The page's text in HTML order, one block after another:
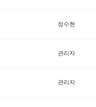
정수현
관리자
관리자